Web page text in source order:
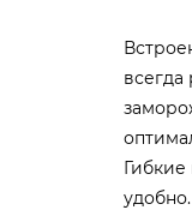
всегда
Гибкие
удобно.